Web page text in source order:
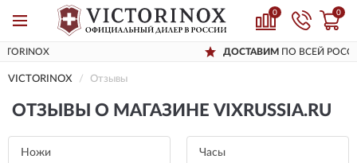
0 0
ПО ВСЕЙ РОССИИ
VICTORINOX Отзывы
ОТЗЫВЫ О МАГАЗИНЕ VIXRUSSIA.RU
Ножи Часы